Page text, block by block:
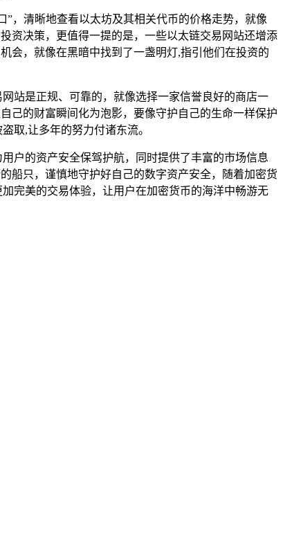
，清晰地查看以太坊及其相关代币的价格走势，就像
资决策，更值得一提的是，一些以太链交易网站还增添
会，就像在黑暗中找到了一盏明灯,指引他们在投资的
站是正规、可靠的，就像选择一家信誉良好的商店一
己的财富瞬间化为泡影，要像守护自己的生命一样保护
取,让多年的努力付诸东流。
户的资产安全保驾护航，同时提供了丰富的市场信息
船只，谨慎地守护好自己的数字资产安全，随着加密货
完美的交易体验，让用户在加密货币的海洋中畅游无